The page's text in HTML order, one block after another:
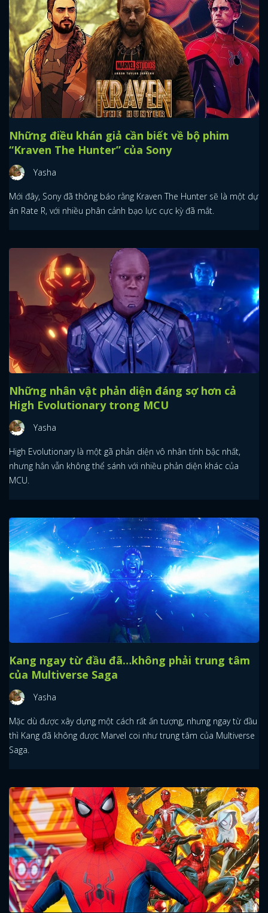
Những điều khán giả cần biết về bộ phim
“Kraven The Hunter” của Sony
Yasha
Mới đây, Sony đã thông báo rằng Kraven The Hunter sẽ là một dự
án Rate R, với nhiều phân cảnh bạo lực cực kỳ đã mắt.
Những nhân vật phản diện đáng sợ hơn cả
High Evolutionary trong MCU
Yasha
High Evolutionary là một gã phản diện vô nhân tính bậc nhất,
nhưng hắn vẫn không thể sánh với nhiều phản diện khác của
MCU.
Kang ngay từ đầu đã…không phải trung tâm
của Multiverse Saga
Yasha
Mặc dù được xây dựng một cách rất ấn tượng, nhưng ngay từ đầu
thì Kang đã không được Marvel coi như trung tâm của Multiverse
Saga.